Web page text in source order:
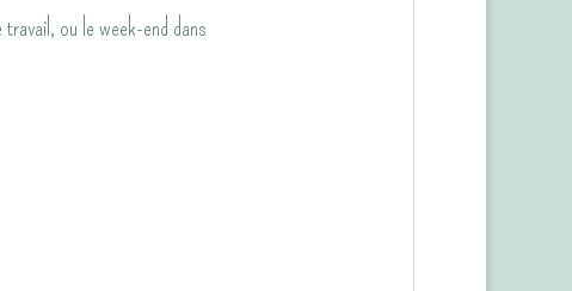
ou le week-end dans